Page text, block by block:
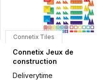
Connetix Tiles
Connetix Jeux de
construction
Deliverytime